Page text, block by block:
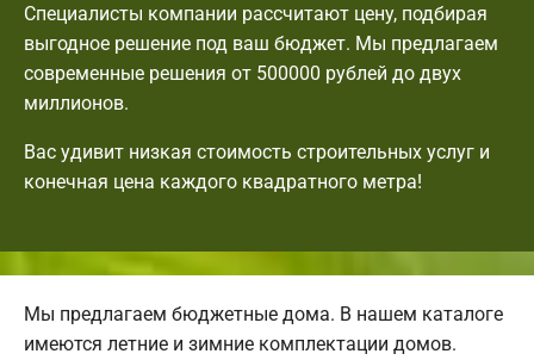
Специалисты компании рассчитают цену, подбирая
выгодное решение под ваш бюджет. Мы предлагаем
современные решения от 500000 рублей до двух
миллионов.
Вас удивит низкая стоимость строительных услуг и
конечная цена каждого квадратного метра!
Мы предлагаем бюджетные дома. В нашем каталоге
имеются летние и зимние комплектации домов.